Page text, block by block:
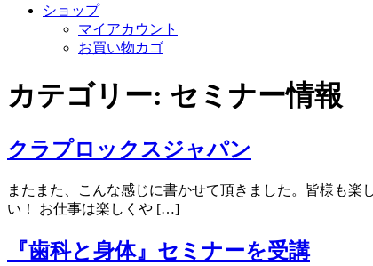
ショップ
マイアカウント
お買い物カゴ
カテゴリー: セミナー情報
クラプロックスジャパン
またまた、こんな感じに書かせて頂きました。皆様も楽
い！ お仕事は楽しくや […]
『歯科と身体』セミナーを受講